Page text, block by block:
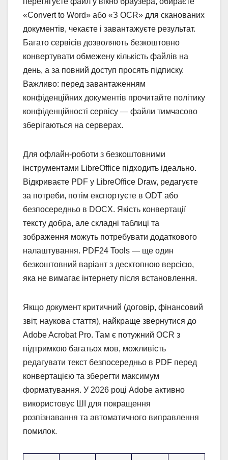
«Convert to Word» або «З OCR» для сканованих
документів, чекаєте і завантажуєте результат.
Багато сервісів дозволяють безкоштовно
конвертувати обмежену кількість файлів на
день, а за повний доступ просять підписку.
Важливо: перед завантаженням
конфіденційних документів прочитайте політику
конфіденційності сервісу — файли тимчасово
зберігаються на серверах.
Для офлайн-роботи з безкоштовними
інструментами LibreOffice підходить ідеально.
Відкриваєте PDF у LibreOffice Draw, редагуєте
за потреби, потім експортуєте в ODT або
безпосередньо в DOCX. Якість конвертації
тексту добра, але складні таблиці та
зображення можуть потребувати додаткового
налаштування. PDF24 Tools — ще один
безкоштовний варіант з десктопною версією,
яка не вимагає інтернету після встановлення.
Якщо документ критичний (договір, фінансовий
звіт, наукова стаття), найкраще звернутися до
Adobe Acrobat Pro. Там є потужний OCR з
підтримкою багатьох мов, можливість
редагувати текст безпосередньо в PDF перед
конвертацією та зберегти максимум
форматування. У 2026 році Adobe активно
використовує ШІ для покращення
розпізнавання та автоматичного виправлення
помилок.